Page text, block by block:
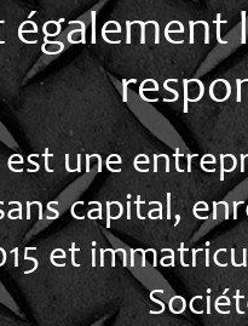
est une
capital,
et